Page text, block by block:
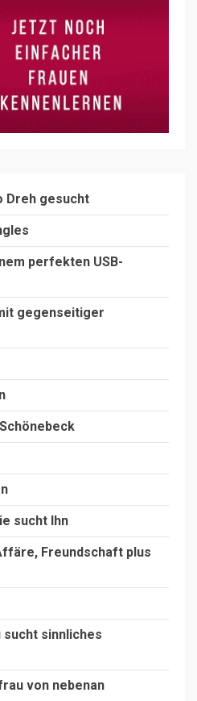
Dreh gesucht
perfekten USB-
gegenseitiger
sucht Ihn
Freundschaft plus
sinnliches
von nebenan